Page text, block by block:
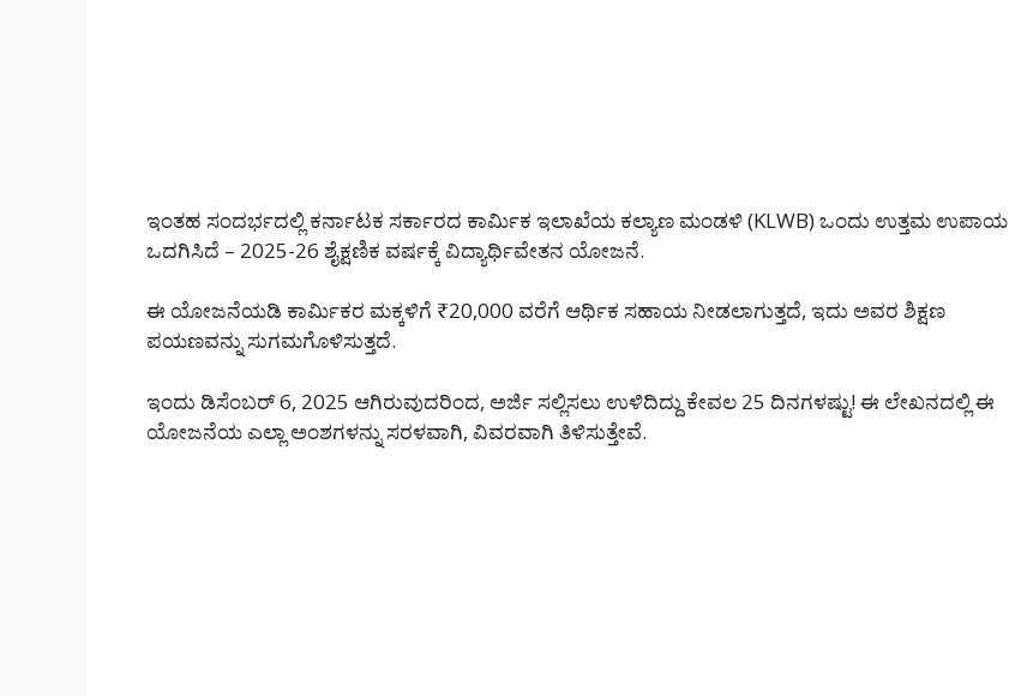
ಇಂತಹ ಸಂದರ್ಭದಲ್ಲಿ ಕರ್ನಾಟಕ ಸರ್ಕಾರದ ಕಾರ್ಮಿಕ ಇಲಾಖೆಯ ಕಲ್ಯಾಣ ಮಂಡಳಿ (KLWB) ಒಂದು ಉತ್ತಮ ಉಪಾಯ
ಒದಗಿಸಿದೆ – 2025-26 ಶೈಕ್ಷಣಿಕ ವರ್ಷಕ್ಕೆ ವಿದ್ಯಾರ್ಥಿವೇತನ ಯೋಜನೆ.
ಈ ಯೋಜನೆಯಡಿ ಕಾರ್ಮಿಕರ ಮಕ್ಕಳಿಗೆ ₹20,000 ವರೆಗೆ ಆರ್ಥಿಕ ಸಹಾಯ ನೀಡಲಾಗುತ್ತದೆ, ಇದು ಅವರ ಶಿಕ್ಷಣ
ಪಯಣವನ್ನು ಸುಗಮಗೊಳಿಸುತ್ತದೆ.
ಇಂದು ಡಿಸೆಂಬರ್ 6, 2025 ಆಗಿರುವುದರಿಂದ, ಅರ್ಜಿ ಸಲ್ಲಿಸಲು ಉಳಿದಿದ್ದು ಕೇವಲ 25 ದಿನಗಳಷ್ಟು! ಈ ಲೇಖನದಲ್ಲಿ ಈ
ಯೋಜನೆಯ ಎಲ್ಲಾ ಅಂಶಗಳನ್ನು ಸರಳವಾಗಿ, ವಿವರವಾಗಿ ತಿಳಿಸುತ್ತೇವೆ.